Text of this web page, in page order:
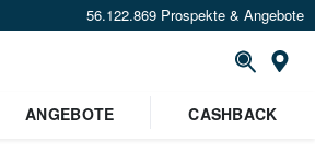
56.122.869 Prospekte & Angebote
ANGEBOTE CASHBACK